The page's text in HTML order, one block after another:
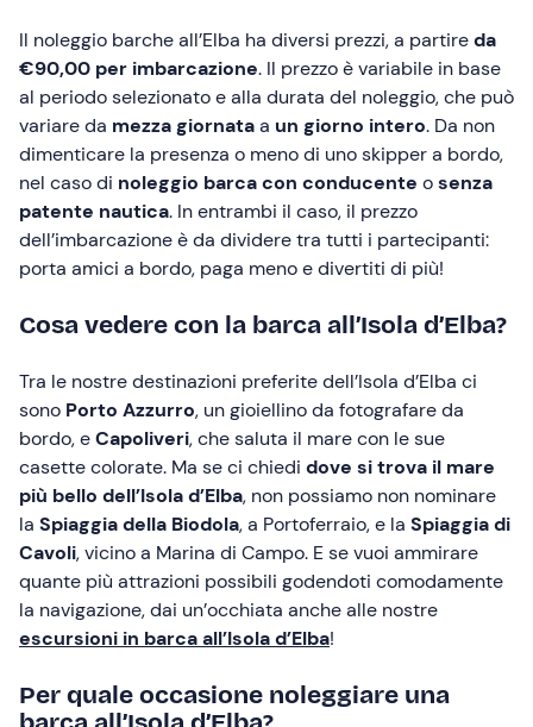
Il noleggio barche all’Elba ha diversi prezzi, a partireda
€90,00 per imbarcazione. Il prezzo è variabile in base
al periodo selezionato e alla durata del noleggio, che può
variare da mezza giornataa un giorno intero. Da non
dimenticare la presenza o meno di uno skipper a bordo,
nel caso di noleggio barca con conducente osenza
patente nautica. In entrambi il caso, il prezzo
dell’imbarcazione è da dividere tra tutti i partecipanti:
porta amici a bordo, paga meno e divertiti di più!
Cosa vedere con la barca all’Isola d’Elba?
Tra le nostre destinazioni preferite dell’Isola d’Elba ci
sono Porto Azzurro, un gioiellino da fotografare da
bordo, eCapoliveri, che saluta il mare con le sue
casette colorate. Ma se ci chiedi dove si trova il mare
più bello dell’Isola d’Elba, non possiamo non nominare
la Spiaggia della Biodola, a Portoferraio, e la Spiaggia di
Cavoli, vicino a Marina di Campo. E se vuoi ammirare
quante più attrazioni possibili godendoti comodamente
la navigazione, dai un’occhiata anche alle nostre
escursioni in barca all’Isola d’Elba!
Per quale occasione noleggiare una